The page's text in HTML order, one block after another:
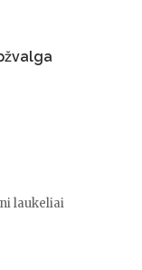
laukeliai